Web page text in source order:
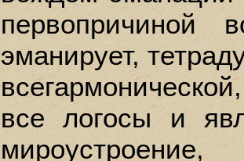
первопричиной
эманирует,
все логосы и